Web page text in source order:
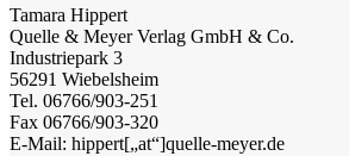
Tamara Hippert
Quelle & Meyer Verlag GmbH & Co.
Industriepark 3
56291 Wiebelsheim
Tel. 06766/903-251
Fax 06766/903-320
E-Mail: hippert[„at“]quelle-meyer.de